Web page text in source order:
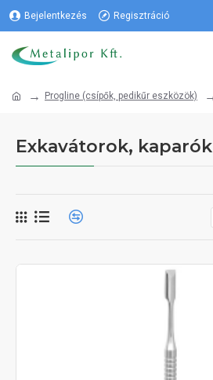
Bejelentkezés Regisztráció
Progline (csípők, pedikűr eszközök)
Exkavátorok, kaparók